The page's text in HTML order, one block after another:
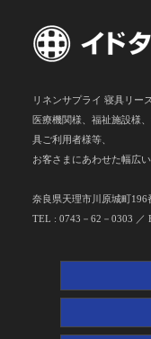
リネンサプライ 寝具リー
医療機関様、福祉施設様
具ご利用者様等、
お客さまにあわせた幅広
奈良県天理市川原城町196
TEL : 0743－62－0303 ／